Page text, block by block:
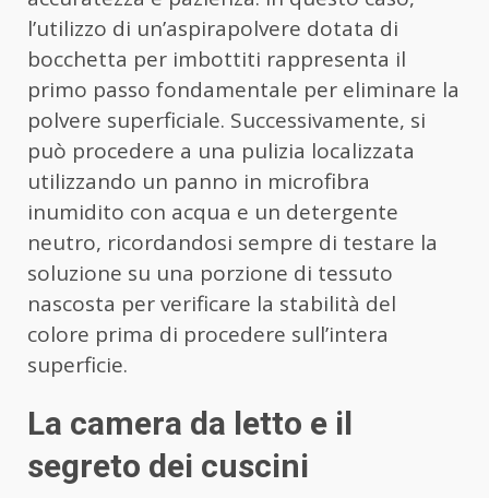
l’utilizzo di un’aspirapolvere dotata di
bocchetta per imbottiti rappresenta il
primo passo fondamentale per eliminare la
polvere superficiale. Successivamente, si
può procedere a una pulizia localizzata
utilizzando un panno in microfibra
inumidito con acqua e un detergente
neutro, ricordandosi sempre di testare la
soluzione su una porzione di tessuto
nascosta per verificare la stabilità del
colore prima di procedere sull’intera
superficie.
La camera da letto e il
segreto dei cuscini